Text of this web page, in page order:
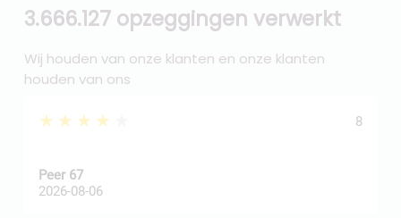
3.666.127 opzeggingen verwerkt
Wij houden van onze klanten en onze klanten
houden van ons
★★★★★ 8
Peer 67
2026-08-06